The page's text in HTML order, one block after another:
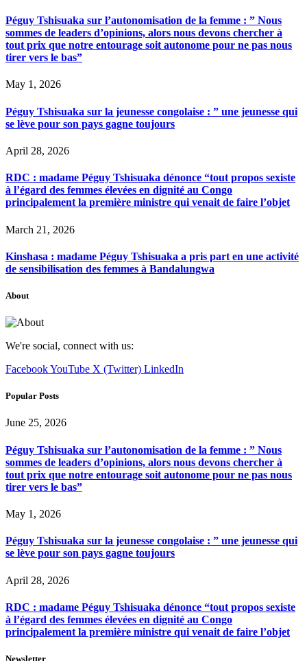
Péguy Tshisuaka sur l’autonomisation de la femme : ” Nous
sommes de leaders d’opinions, alors nous devons chercher à
tout prix que notre entourage soit autonome pour ne pas nous
tirer vers le bas”
May 1, 2026
Péguy Tshisuaka sur la jeunesse congolaise : ” une jeunesse qui
se lève pour son pays gagne toujours
April 28, 2026
RDC : madame Péguy Tshisuaka dénonce “tout propos sexiste
à l’égard des femmes élevées en dignité au Congo
principalement la première ministre qui venait de faire l’objet
March 21, 2026
Kinshasa : madame Péguy Tshisuaka a pris part en une activité
de sensibilisation des femmes à Bandalungwa
About
We're social, connect with us:
FacebookYouTube X (Twitter) LinkedIn
Popular Posts
June 25, 2026
Péguy Tshisuaka sur l’autonomisation de la femme : ” Nous
sommes de leaders d’opinions, alors nous devons chercher à
tout prix que notre entourage soit autonome pour ne pas nous
tirer vers le bas”
May 1, 2026
Péguy Tshisuaka sur la jeunesse congolaise : ” une jeunesse qui
se lève pour son pays gagne toujours
April 28, 2026
RDC : madame Péguy Tshisuaka dénonce “tout propos sexiste
à l’égard des femmes élevées en dignité au Congo
principalement la première ministre qui venait de faire l’objet
Newsletter